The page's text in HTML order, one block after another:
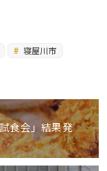
寝屋川市
食会」結果発